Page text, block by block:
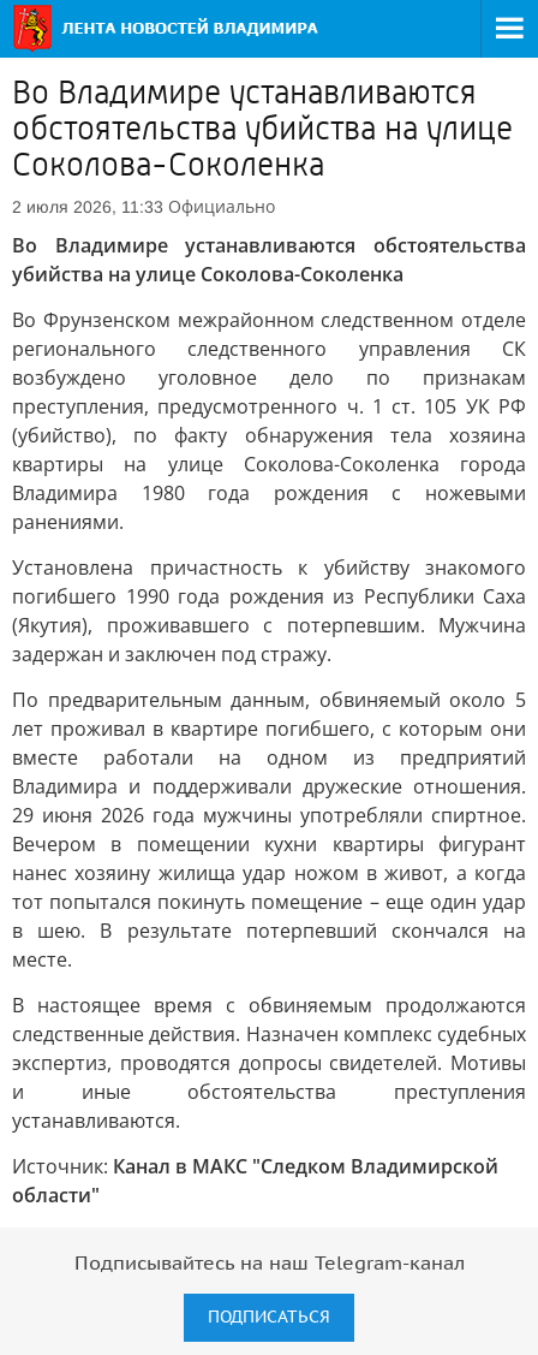
Во Владимире устанавливаются
обстоятельства убийства на улице
Соколова-Соколенка
2 июля 2026, 11:33 Официально
Во Владимире устанавливаются обстоятельства
убийства на улице Соколова-Соколенка
Во Фрунзенском межрайонном следственном отделе
регионального следственного управления СК
возбуждено уголовное дело по признакам
преступления, предусмотренного ч. 1 ст. 105 УК РФ
(убийство), по факту обнаружения тела хозяина
квартиры на улице Соколова-Соколенка города
Владимира 1980 года рождения с ножевыми
ранениями.
Установлена причастность к убийству знакомого
погибшего 1990 года рождения из Республики Саха
(Якутия), проживавшего с потерпевшим. Мужчина
задержан и заключен под стражу.
По предварительным данным, обвиняемый около 5
лет проживал в квартире погибшего, с которым они
вместе работали на одном из предприятий
Владимира и поддерживали дружеские отношения.
29 июня 2026 года мужчины употребляли спиртное.
Вечером в помещении кухни квартиры фигурант
нанес хозяину жилища удар ножом в живот, а когда
тот попытался покинуть помещение – еще один удар
в шею. В результате потерпевший скончался на
месте.
В настоящее время с обвиняемым продолжаются
следственные действия. Назначен комплекс судебных
экспертиз, проводятся допросы свидетелей. Мотивы
и иные обстоятельства преступления
устанавливаются.
Источник: Канал в МАКС "Следком Владимирской
области"
Подписывайтесь на наш Telegram-канал
ПОДПИСАТЬСЯ